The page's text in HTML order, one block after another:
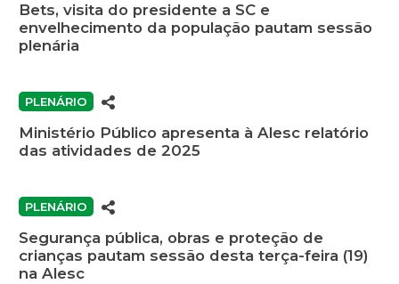
Bets, visita do presidente a SC e
envelhecimento da população pautam sessão
plenária
PLENÁRIO
Ministério Público apresenta à Alesc relatório
das atividades de 2025
PLENÁRIO
Segurança pública, obras e proteção de
crianças pautam sessão desta terça-feira (19)
na Alesc